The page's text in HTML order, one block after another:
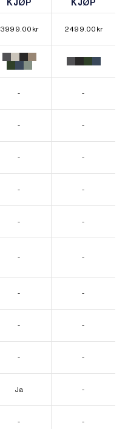
KJØP
KJØP
KJØP
KJØP
3999.00 kr 2499.00 kr
- -
- -
- -
- -
- -
- -
- -
- -
- -
Ja -
- -